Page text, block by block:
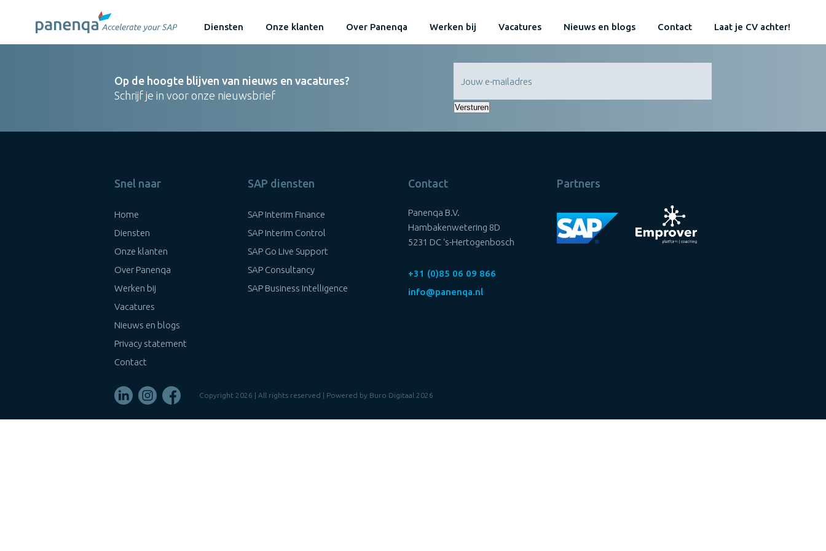
Diensten Onze klanten Over Panenqa Werken bij Vacatures Nieuws en blogs Contact Laat je CV achter!
Op de hoogte blijven van nieuws en vacatures?
Schrijf je in voor onze nieuwsbrief
Versturen
Snel naar
Home
Diensten
Onze klanten
Over Panenqa
Werken bij
Vacatures
Nieuws en blogs
Privacy statement
Contact
SAP diensten
SAP Interim Finance
SAP Interim Control
SAP Go Live Support
SAP Consultancy
SAP Business Intelligence
Contact
Panenqa B.V.
Hambakenwetering 8D
5231 DC ‘s-Hertogenbosch
+31 (0)85 06 09 866
info@panenqa.nl
Partners
Copyright 2026 | All rights reserved | Powered by Buro Digitaal 2026